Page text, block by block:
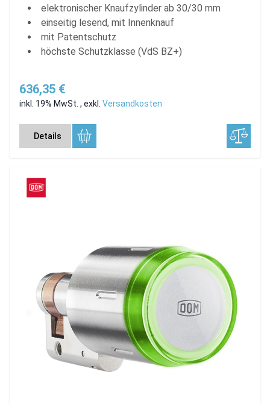
elektronischer Knaufzylinder ab 30/30 mm
einseitig lesend, mit Innenknauf
mit Patentschutz
höchste Schutzklasse (VdS BZ+)
636,35 €
inkl. 19% MwSt. , exkl. Versandkosten
Details